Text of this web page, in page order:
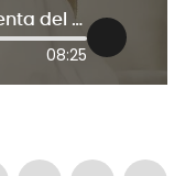
Paula Margarido, presidenta del Equipo de Coordinación Nacional de las Comisiones Diocesanas
08:25